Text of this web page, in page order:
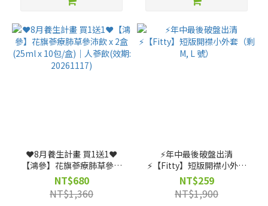
❤️8月養生計畫 買1送1❤️
【鴻參】花旗蔘療肺草參沛
飲 x 2盒 (25ml x 10包/盒)｜
人蔘飲(效期: 20261117)
NT$680
NT$1,360
⚡️年中最後破盤出清
⚡️【Fitty】短版開襟小外套
（剩 M, L 號）
NT$259
NT$1,900